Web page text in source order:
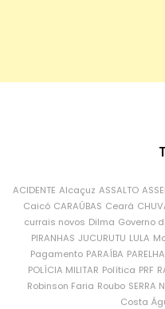
ACIDENTE Alcaçuz ASSALTO
Caicó CARAÚBAS Ceará
currais novos Dilma Governo
PIRANHAS JUCURUTU LULA
Pagamento PARAÍBA
POLÍCIA MILITAR Política PRF
Robinson Faria Roubo SERRA
Costa